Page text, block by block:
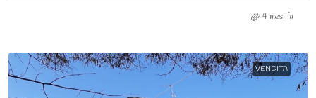
4 mesi fa
VENDITA